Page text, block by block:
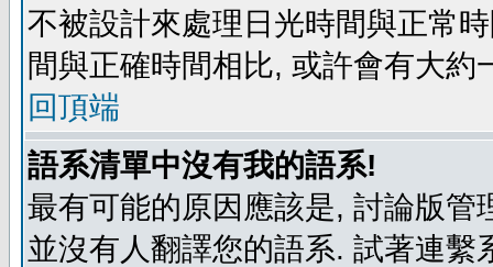
不被設計來處理日光時間與正常
間與正確時間相比, 或許會有大約
回頂端
語系清單中沒有我的語系!
最有可能的原因應該是, 討論版
並沒有人翻譯您的語系. 試著連